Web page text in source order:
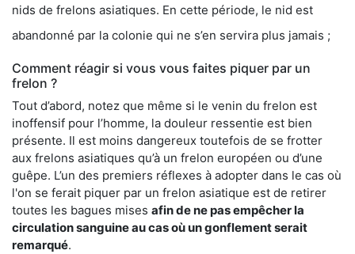
nids de frelons asiatiques. En cette période, le nid est
abandonné par la colonie qui ne s’en servira plus jamais ;
Comment réagir si vous vous faites piquer par un
frelon ?
Tout d’abord, notez que même si le venin du frelon est
inoffensif pour l’homme, la douleur ressentie est bien
présente. Il est moins dangereux toutefois de se frotter
aux frelons asiatiques qu’à un frelon européen ou d’une
guêpe. L’un des premiers réflexes à adopter dans le cas où
l'on se ferait piquer par un frelon asiatique est de retirer
toutes les bagues mises afin de ne pas empêcher la
circulation sanguine au cas où un gonflement serait
remarqué.